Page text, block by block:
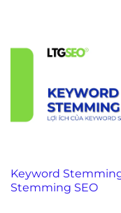
Keyword
Stemming SEO